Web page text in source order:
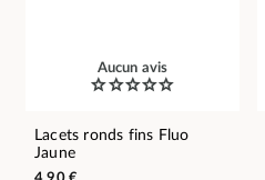
Aucun avis
Lacets ronds fins Fluo
Jaune